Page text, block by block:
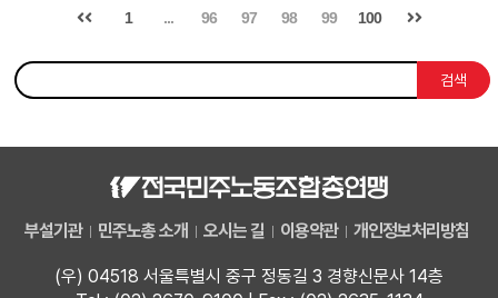
1 ... 96 97 98 99 100
검색
부설기관 민주노총 소개 오시는 길 이용약관 개인정보처리방침
(우) 04518 서울특별시 중구 정동길 3 경향신문사 14층
문서자료
이미지자료
미디어자료
부설기관